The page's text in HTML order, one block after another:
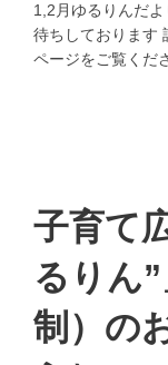
1,2月ゆるりんだ
待ちしております
ページをご覧くだ
子育て
るりん
制）の